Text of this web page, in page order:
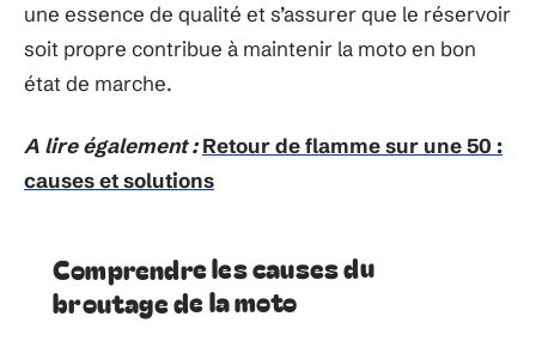
une essence de qualité et s’assurer que le réservoir
soit propre contribue à maintenir la moto en bon
état de marche.
A lire également : Retour de flamme sur une 50 :
causes et solutions
Comprendre les causes du
broutage de la moto